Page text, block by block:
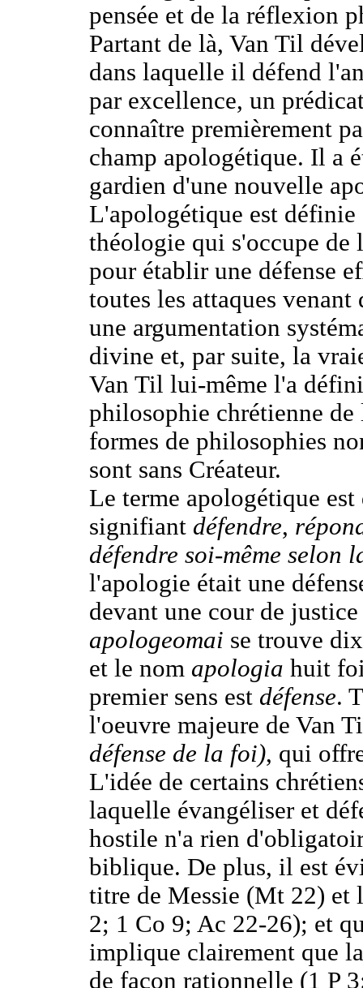
pensée et de la réflexion
Partant de là, Van Til
dans laquelle il défend
par excellence, un
connaître premièrement
champ apologétique. Il a
gardien d'une nouvelle
L'apologétique est définie
théologie qui s'occupe de
pour établir une défense
toutes les attaques
une argumentation
divine et, par suite, la
Van Til lui-même l'a
philosophie chrétienne de
formes de philosophies
sont sans Créateur.
Le terme apologétique
signifiant défendre,
défendre soi-même selon
l'apologie était une
devant une cour de
apologeomai se trouve
et le nom apologia huit
premier sens est défense.
l'oeuvre majeure de Van
défense de la foi), qui
L'idée de certains
laquelle évangéliser et
hostile n'a rien
biblique. De plus, il est
titre de Messie (Mt 22) et
2; 1 Co 9; Ac 22-26); et
implique clairement que
de façon rationnelle (1 P